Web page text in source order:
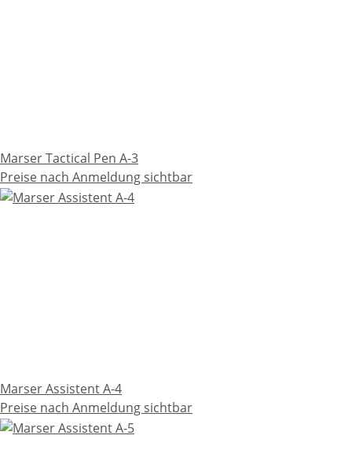
Marser Tactical Pen A-3
Preise nach Anmeldung sichtbar
Marser Assistent A-4
Preise nach Anmeldung sichtbar